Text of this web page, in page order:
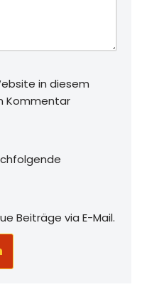
in diesem
Kommentar
Beiträge via E-Mail.